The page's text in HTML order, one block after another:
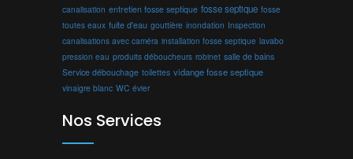
canalisation entretien fosse septique fosse septique fosse
toutes eaux fuite d'eau gouttière inondation Inspection
canalisations avec caméra installation fosse septique lavabo
pression eau produits déboucheurs robinet salle de bains
Service débouchage toilettes vidange fosse septique
vinaigre blanc WC évier
Nos Services